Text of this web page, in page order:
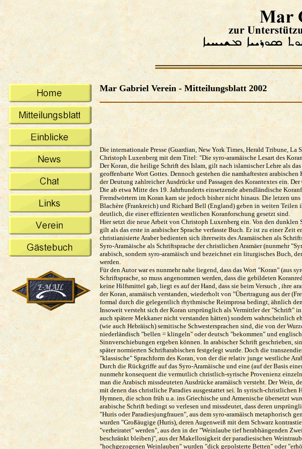
Mar Gabriel Verein - Mitteilungsblatt 2002
Die internationale Presse (Guardian, New York Times, Herald Tribune,
Christoph Luxenberg mit dem Titel: "Die syro-aramäische Lesart des
Der Koran, die heilige Schrift des Islam, gilt nach islamischer Lehre als
geoffenbarte Wort Gottes. Dennoch gestehen die namhaftesten
der Deutung zahlreicher Ausdrücke und Passagen des Korantextes ein.
Die ab etwa Mitte des 19. Jahrhunderts einsetzende abendländische
Fremdwörtern im Koran kam sie jedoch bisher nicht hinaus. Die letzen
Blachère (Frankreich) und Richard Bell (England) geben in weiten Teilen
deutlich, die einer effizienten westlichen Koranforschung gesetzt sind.
Hier setzt die neue Arbeit von Christoph Luxenberg ein. Von den
gilt als das erste in arabischer Sprache verfasste Buch. Er ist zu einer Zeit
christianisierte Araber bedienten sich ihrerseits des Aramäischen als
Syro-Aramäische als Schriftsprache der christlichen Aramäer (nunmehr
arabisch, sondern syro-aramäisch und bezeichnet ein liturgisches Buch,
werden.
Für den Autor war es nunmehr nahe liegend, dass das Wort "Koran" (aus
Schriftsprache, so muss angenommen werden, dass die gebildeten
keine Hilfsmittel gab, liegt es auf der Hand, dass sie beim Versuch , ihre
der Koran, aramäisch verstanden, wiederholt von "Übertragung aus der
formal durch die gelegentlich rhythmische Reimprosa bedingt, ähnlich
Insoweit versteht sich der Koran ursprünglich als Vermittler der "Schrift"
auch spätere Mekkaner nicht verstanden hätten) sondern wahrscheinlich
(wie auch Hebräisch) semitische Schwestersprachen sind, die von der
niederländisch "bellen = klingeln" oder deutsch "bekommen" und
Sinnverschiebungen ergeben können. In arabischer Schrift geschrieben,
später normierten Schriftarabischen festgelegt wurde. Doch die
"klassische" Sprachform des Koran, von der die relativ junge westliche
Durch die Rückgriffe auf das Syro-Aramäische und eine (auf der Basis
nunmehr konsequent die vermutlich christlich-syrische Provenienz
man die Arabisch missdeuteten Ausdrücke aramäisch versteht. Der
mit denen das christliche Paradies ausgestattet sei. In syrisch-christlichen
Hymnen, die schon früh u.a. ins Griechische und Armenische übersetzt
arabische Schrift bedingt so verlesen und missdeutet, dass deren
"Huris oder Paradiesjungfrauen", aus dem syro-aramäisch metaphorisch
wurden "Großäugige (Huris), deren Augenweiß mit dem Schwarz
"verheiratet" werden", aus den in der "Weinlaube tief herabhängenden
beschränkt bleiben)", aus der Makellosigkeit der paradiesischen
"hochgezogenen Weinlauben" wurden "dick gepolsterte Betten" oder